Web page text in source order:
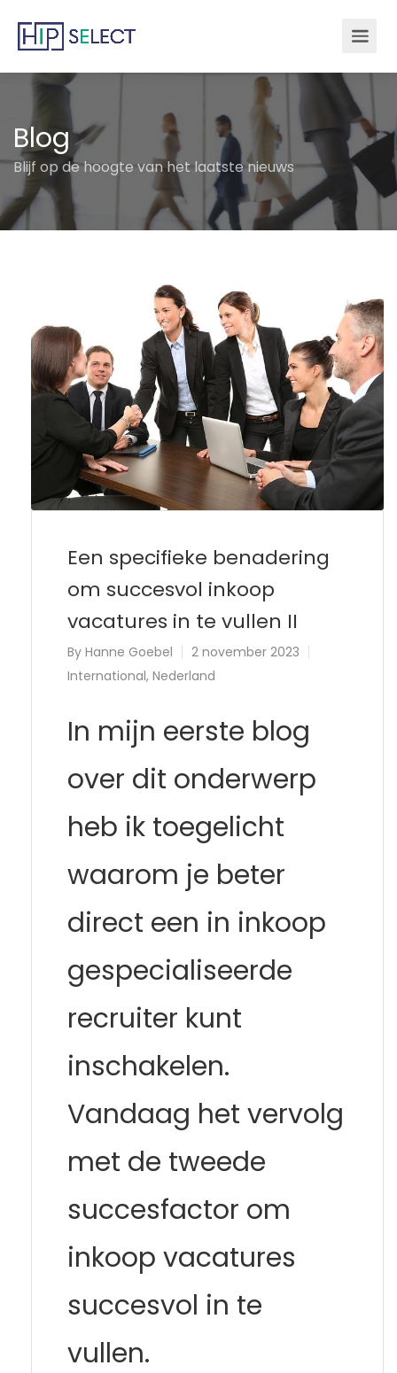
Blog
Blijf op de hoogte van het laatste nieuws
Een specifieke benadering
om succesvol inkoop
vacatures in te vullen II
By Hanne Goebel
2 november 2023
International, Nederland
In mijn eerste blog
over dit onderwerp
heb ik toegelicht
waarom je beter
direct een in inkoop
gespecialiseerde
recruiter kunt
inschakelen.
Vandaag het vervolg
met de tweede
succesfactor om
inkoop vacatures
succesvol in te
vullen.